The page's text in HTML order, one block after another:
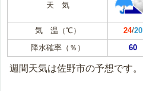
天 気
気 温（℃） 24/20
降水確率（％）
60
週間天気は佐野市の予想です。